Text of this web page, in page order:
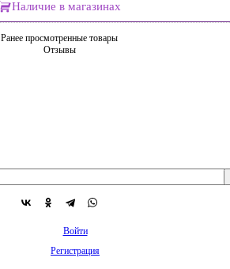
Наличие в магазинах
Ранее просмотренные товары
Отзывы
Войти
Регистрация